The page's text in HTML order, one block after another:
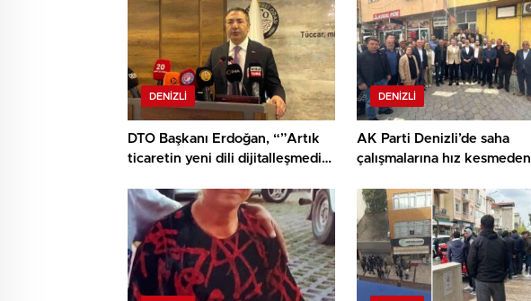
DENIZLI
DTO Başkanı Erdoğan, “”Artık
ticaretin yeni dili dijitalleşmedir
ticaret olmuştur”
DENIZLI
AK Parti Denizli’de saha
çalışmalarına hız kesmeden